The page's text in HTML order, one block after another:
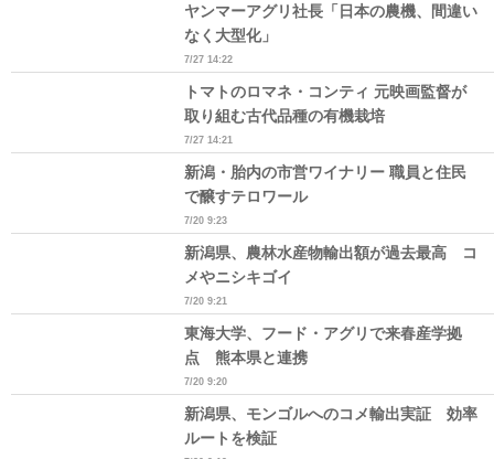
ヤンマーアグリ社長「日本の農機、間違い
なく大型化」
7/27 14:22
トマトのロマネ・コンティ 元映画監督が
取り組む古代品種の有機栽培
7/27 14:21
新潟・胎内の市営ワイナリー 職員と住民
で醸すテロワール
7/20 9:23
新潟県、農林水産物輸出額が過去最高 コ
メやニシキゴイ
7/20 9:21
東海大学、フード・アグリで来春産学拠
点 熊本県と連携
7/20 9:20
新潟県、モンゴルへのコメ輸出実証 効率
ルートを検証